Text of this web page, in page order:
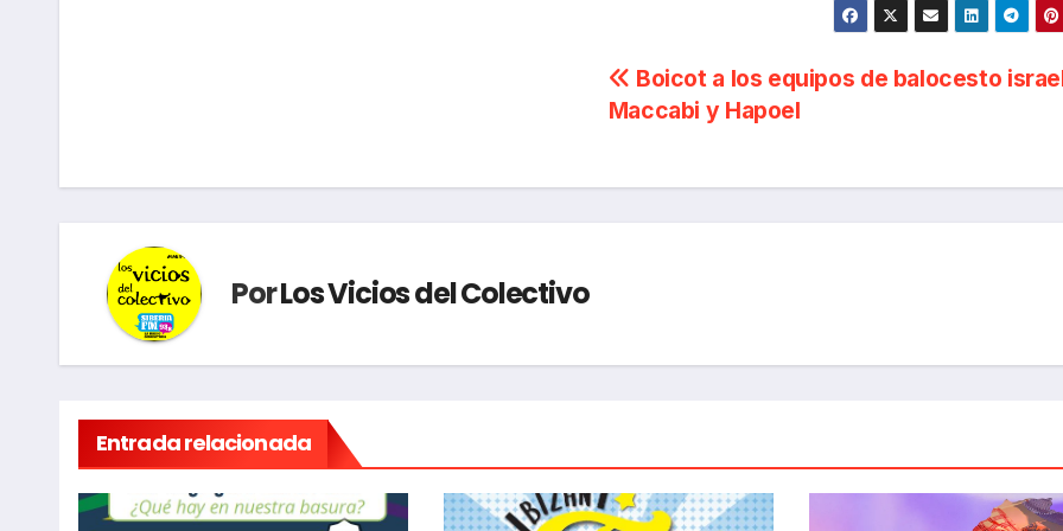
entradas
Boicot a los equipos de balocesto
Maccabi y Hapoel
PorLos Vicios del Colectivo
Entrada relacionada